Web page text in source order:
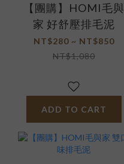
【團購】HOMI毛與
家 好舒壓排毛泥
NT$280 ~ NT$850
NT$1,080
ADD TO CART